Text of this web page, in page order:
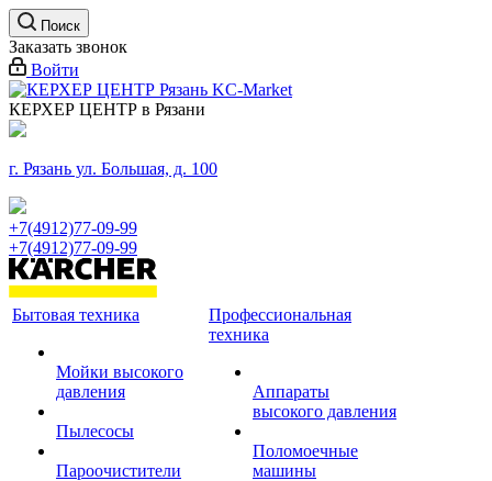
Поиск
Заказать звонок
Войти
КЕРХЕР ЦЕНТР в Рязани
г. Рязань ул. Большая, д. 100
+7(4912)77-09-99
+7(4912)77-09-99
Бытовая техника
Мойки высокого
давления
Пылесосы
Пароочистители
Профессиональная
техника
Аппараты
высокого давления
Поломоечные
машины